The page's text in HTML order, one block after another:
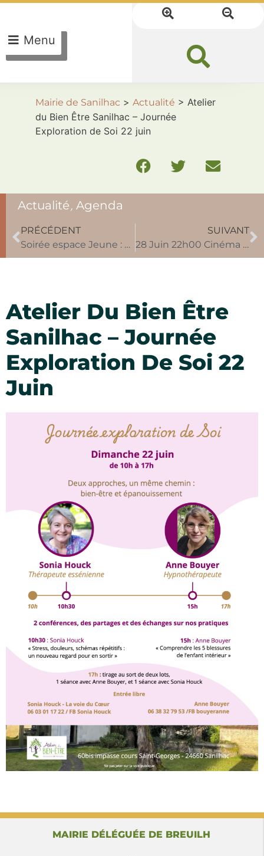
Menu
Mairie de Sanilhac > Actualité > Atelier
du Bien Être Sanilhac – Journée
Exploration de Soi 22 juin
Actualité, Agenda
PRÉCÉDENT
Soirée espace Jeune : 28 Juin
SUIVANT
28 Juin 22h00 Cinéma en plein air : un p’tit truc en plus
Atelier Du Bien Être
Sanilhac – Journée
Exploration De Soi 22
Juin
MAIRIE DÉLÉGUÉE DE BREUILH